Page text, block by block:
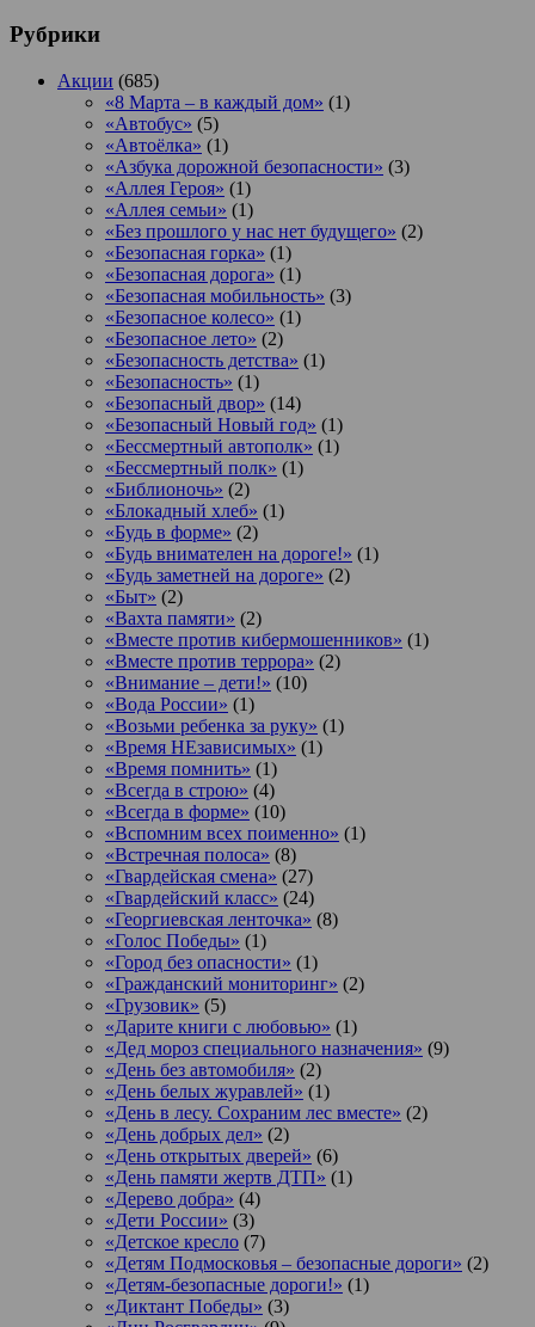
Рубрики
Акции (685)
«8 Марта – в каждый дом» (1)
«Автобус» (5)
«Автоёлка» (1)
«Азбука дорожной безопасности» (3)
«Аллея Героя» (1)
«Аллея семьи» (1)
«Без прошлого у нас нет будущего» (2)
«Безопасная горка» (1)
«Безопасная дорога» (1)
«Безопасная мобильность» (3)
«Безопасное колесо» (1)
«Безопасное лето» (2)
«Безопасность детства» (1)
«Безопасность» (1)
«Безопасный двор» (14)
«Безопасный Новый год» (1)
«Бессмертный автополк» (1)
«Бессмертный полк» (1)
«Библионочь» (2)
«Блокадный хлеб» (1)
«Будь в форме» (2)
«Будь внимателен на дороге!» (1)
«Будь заметней на дороге» (2)
«Быт» (2)
«Вахта памяти» (2)
«Вместе против кибермошенников» (1)
«Вместе против террора» (2)
«Внимание – дети!» (10)
«Вода России» (1)
«Возьми ребенка за руку» (1)
«Время НЕзависимых» (1)
«Время помнить» (1)
«Всегда в строю» (4)
«Всегда в форме» (10)
«Вспомним всех поименно» (1)
«Встречная полоса» (8)
«Гвардейская смена» (27)
«Гвардейский класс» (24)
«Георгиевская ленточка» (8)
«Голос Победы» (1)
«Город без опасности» (1)
«Гражданский мониторинг» (2)
«Грузовик» (5)
«Дарите книги с любовью» (1)
«Дед мороз специального назначения» (9)
«День без автомобиля» (2)
«День белых журавлей» (1)
«День в лесу. Сохраним лес вместе» (2)
«День добрых дел» (2)
«День открытых дверей» (6)
«День памяти жертв ДТП» (1)
«Дерево добра» (4)
«Дети России» (3)
«Детское кресло (7)
«Детям Подмосковья – безопасные дороги» (2)
«Детям-безопасные дороги!» (1)
«Диктант Победы» (3)